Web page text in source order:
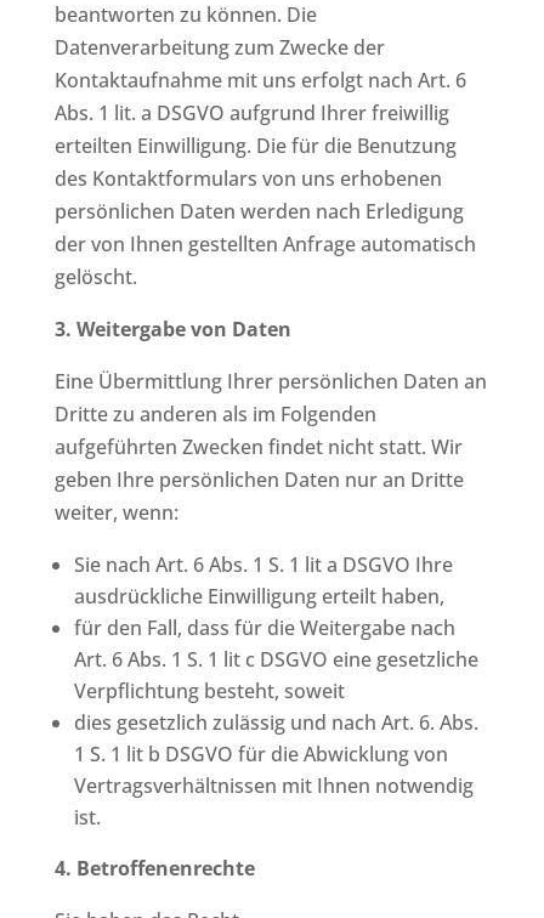
beantworten zu können. Die
Datenverarbeitung zum Zwecke der
Kontaktaufnahme mit uns erfolgt nach Art. 6
Abs. 1 lit. a DSGVO aufgrund Ihrer freiwillig
erteilten Einwilligung. Die für die Benutzung
des Kontaktformulars von uns erhobenen
persönlichen Daten werden nach Erledigung
der von Ihnen gestellten Anfrage automatisch
gelöscht.
3. Weitergabe von Daten
Eine Übermittlung Ihrer persönlichen Daten an
Dritte zu anderen als im Folgenden
aufgeführten Zwecken findet nicht statt. Wir
geben Ihre persönlichen Daten nur an Dritte
weiter, wenn:
Sie nach Art. 6 Abs. 1 S. 1 lit a DSGVO Ihre
ausdrückliche Einwilligung erteilt haben,
für den Fall, dass für die Weitergabe nach
Art. 6 Abs. 1 S. 1 lit c DSGVO eine gesetzliche
Verpflichtung besteht, soweit
dies gesetzlich zulässig und nach Art. 6. Abs.
1 S. 1 lit b DSGVO für die Abwicklung von
Vertragsverhältnissen mit Ihnen notwendig
ist.
4. Betroffenenrechte